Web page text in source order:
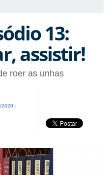
13:
assistir!
roer as unhas
2020 -